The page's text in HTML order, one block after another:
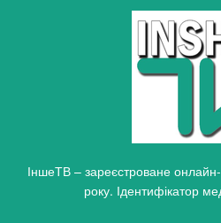
ІншеТВ – зареєстроване
року. Ідентифікатор